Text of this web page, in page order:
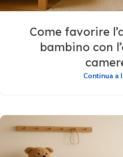
Come favorire
bambino con
Continua a